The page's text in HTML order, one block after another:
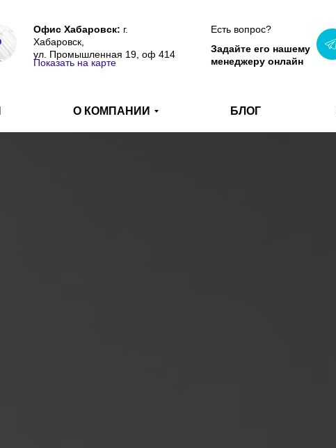
Есть вопрос?
Задайте его нашему
менеджеру онлайн
Офис Хабаровск: г.
Хабаровск,
ул. Промышленная 19, оф 414
Показать на карте
О КОМПАНИИ БЛОГ